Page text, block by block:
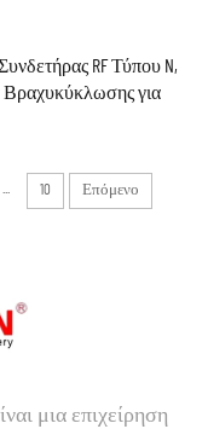
RF Τύπου N,
για
... 10 Επόμενο
μια επιχείρηση